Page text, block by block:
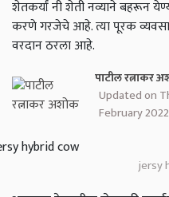
शेतकर्यां नी शेती नव्याने बहरून
करणे गरजेचे आहे. त्या पूरक
वरदान ठरला आहे.
पाटील रत्नाकर
Updated on
February
jersy